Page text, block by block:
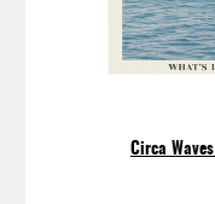
Circa